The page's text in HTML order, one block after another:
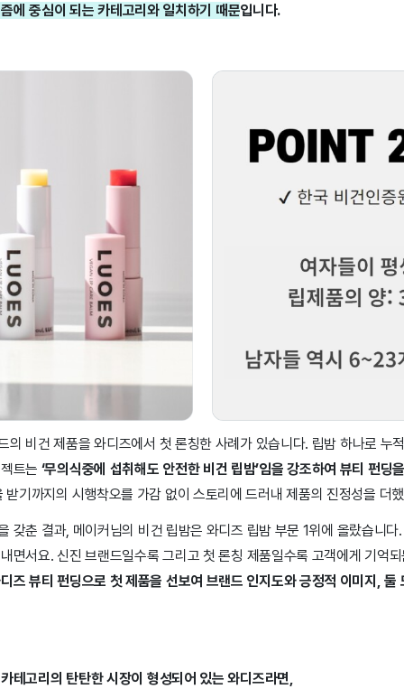
즘에 중심이 되는 카테고리와 일치하기 때문입니다.
의 비건 제품을 와디즈에서 첫 론칭한 사례가 있습니다. 립밤 하나로 누
트는 ‘무의식중에 섭취해도 안전한 비건 립밤’임을 강조하여 뷰티 펀딩
받기까지의 시행착오를 가감 없이 스토리에 드러내 제품의 진정성을 더
갖춘 결과, 메이커님의 비건 립밤은 와디즈 립밤 부문 1위에 올랐습니다.
면서요. 신진 브랜드일수록 그리고 첫 론칭 제품일수록 고객에게 기억
즈 뷰티 펀딩으로 첫 제품을 선보여 브랜드 인지도와 긍정적 이미지, 둘
테고리의 탄탄한 시장이 형성되어 있는 와디즈라면,